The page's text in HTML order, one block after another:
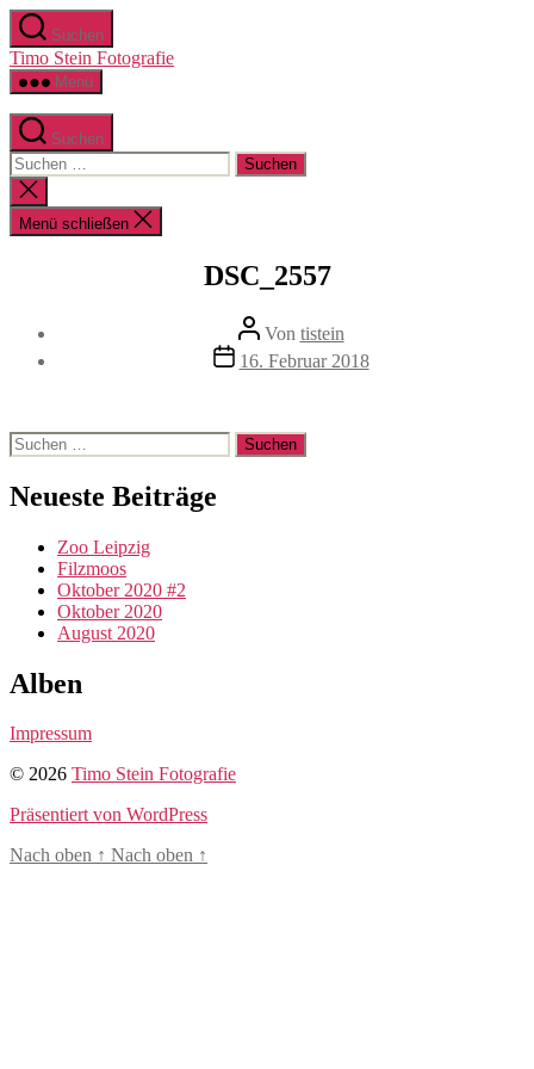
Zum
Inhalt
springen
Suchen
Timo Stein Fotografie
Menü
Suchen
Suchen
nach:
Suche
schließen
Menü schließen
DSC_2557
Beitragsautor
Von tistein
Veröffentlichungsdatum
16. Februar 2018
Suchen
nach:
Neueste Beiträge
Zoo Leipzig
Filzmoos
Oktober 2020 #2
Oktober 2020
August 2020
Alben
Impressum
© 2026 Timo Stein Fotografie
Präsentiert von WordPress
Nach oben ↑ Nach oben ↑